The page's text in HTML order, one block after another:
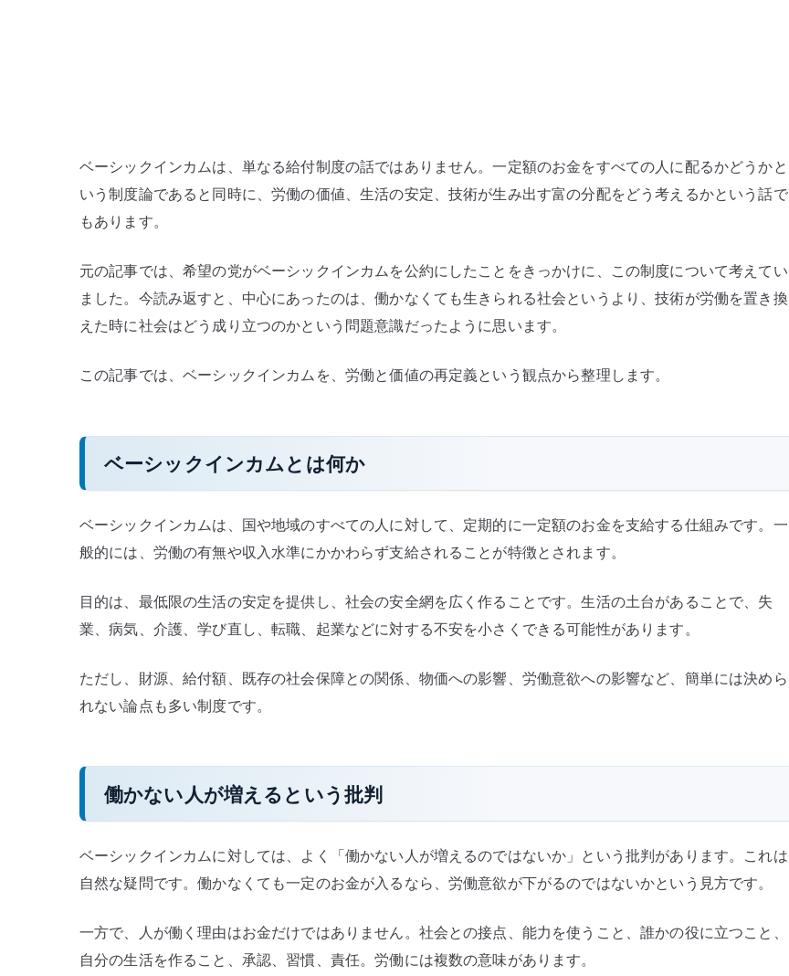
値
–
な
く
て
生
れ
社
で
仕
は
ど
変
ベーシックインカムは、単なる給付制度の話ではありません。一定額のお金をすべての人に配るかどうかと
いう制度論であると同時に、労働の価値、生活の安定、技術が生み出す富の分配をどう考えるかという話で
もあります。
元の記事では、希望の党がベーシックインカムを公約にしたことをきっかけに、この制度について考えてい
ました。今読み返すと、中心にあったのは、働かなくても生きられる社会というより、技術が労働を置き換
えた時に社会はどう成り立つのかという問題意識だったように思います。
この記事では、ベーシックインカムを、労働と価値の再定義という観点から整理します。
ベーシックインカムとは何か
ベーシックインカムは、国や地域のすべての人に対して、定期的に一定額のお金を支給する仕組みです。一
般的には、労働の有無や収入水準にかかわらず支給されることが特徴とされます。
目的は、最低限の生活の安定を提供し、社会の安全網を広く作ることです。生活の土台があることで、失
業、病気、介護、学び直し、転職、起業などに対する不安を小さくできる可能性があります。
ただし、財源、給付額、既存の社会保障との関係、物価への影響、労働意欲への影響など、簡単には決めら
れない論点も多い制度です。
働かない人が増えるという批判
ベーシックインカムに対しては、よく「働かない人が増えるのではないか」という批判があります。これは
自然な疑問です。働かなくても一定のお金が入るなら、労働意欲が下がるのではないかという見方です。
一方で、人が働く理由はお金だけではありません。社会との接点、能力を使うこと、誰かの役に立つこと、
自分の生活を作ること、承認、習慣、責任。労働には複数の意味があります。